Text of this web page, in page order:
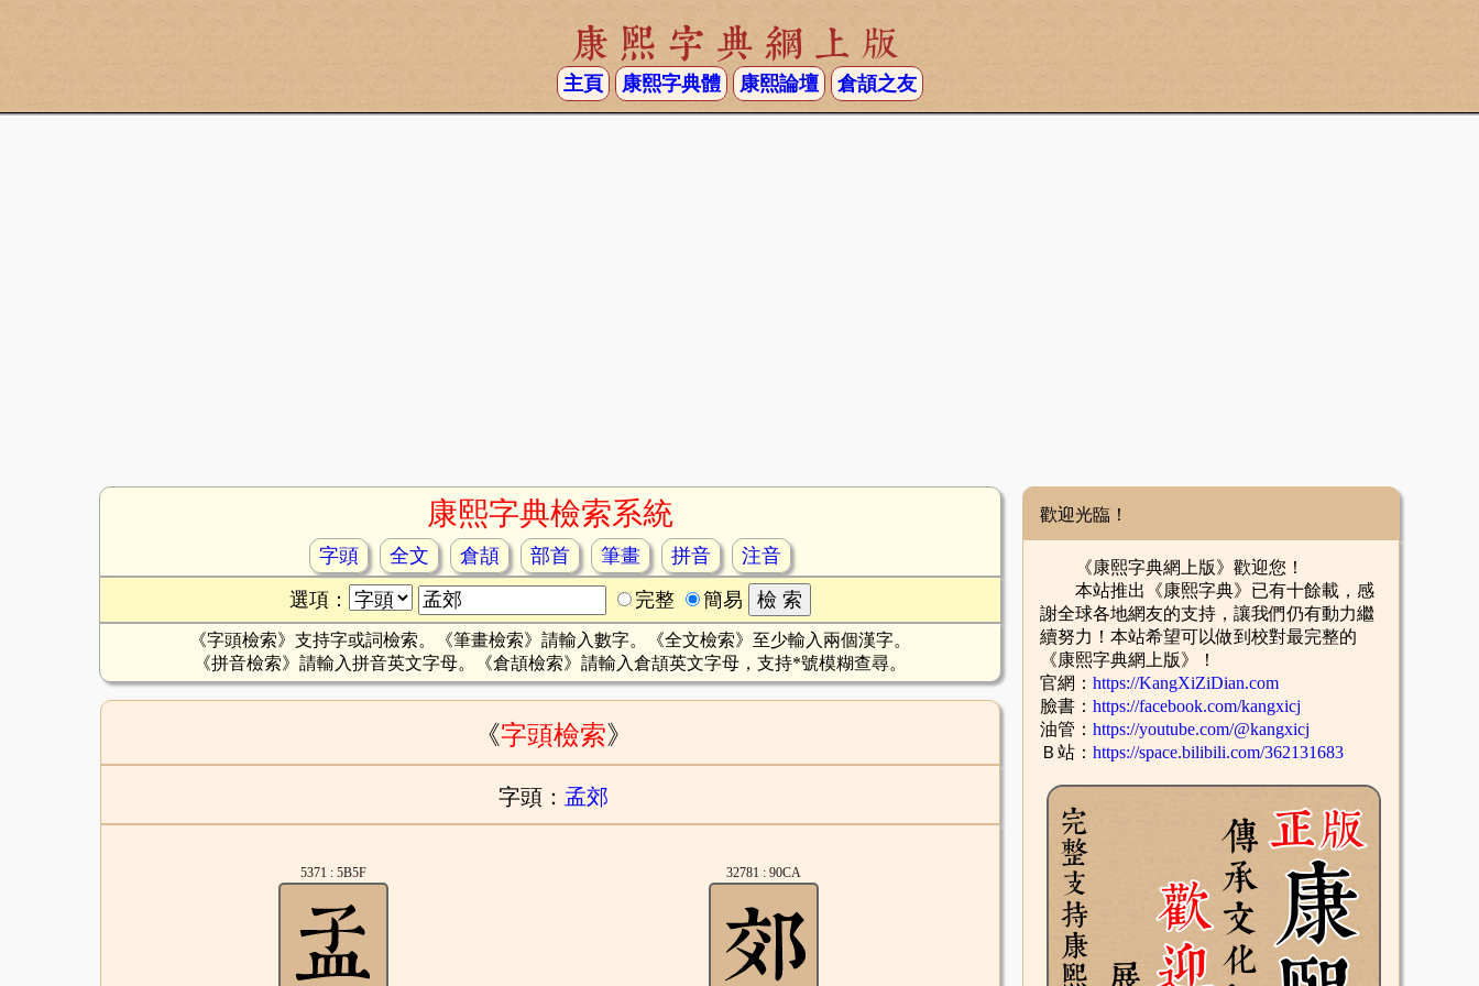
康熙字典網上版
主頁 康熙字典體 康熙論壇 倉頡之友
康熙字典檢索系統
字頭 全文 倉頡 部首 筆畫 拼音
注音
選項：
完整 簡易
《字頭檢索》支持字或詞檢索。《筆畫檢索》請輸入數字。《全文檢索》至少輸入兩個漢字。
《拼音檢索》請輸入拼音英文字母。《倉頡檢索》請輸入倉頡英文字母，支持*號模糊查尋。
《字頭檢索》
字頭： 孟郊
5371 : 5B5F 32781 : 90CA
歡迎光臨！
《康熙字典網上版》歡迎您！
本站推出《康熙字典》已有十餘載，感
謝全球各地網友的支持，讓我們仍有動力繼
續努力！本站希望可以做到校對最完整的
《康熙字典網上版》！
官網： https://KangXiZiDian.com
臉書： https://facebook.com/kangxicj
油管： https://youtube.com/@kangxicj
Ｂ站： https://space.bilibili.com/362131683